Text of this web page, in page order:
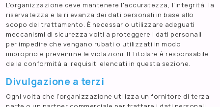
L’organizzazione deve mantenere l'accuratezza, l'integrità, la
riservatezza e la rilevanza dei dati personali in base allo
scopo del trattamento. È necessario utilizzare adeguati
meccanismi di sicurezza volti a proteggere i dati personali
per impedire che vengano rubati o utilizzati in modo
improprio e prevenirne le violazioni. Il Titolare è responsabile
della conformità ai requisiti elencati in questa sezione.
Divulgazione a terzi
Ogni volta che l’organizzazione utilizza un fornitore di terza